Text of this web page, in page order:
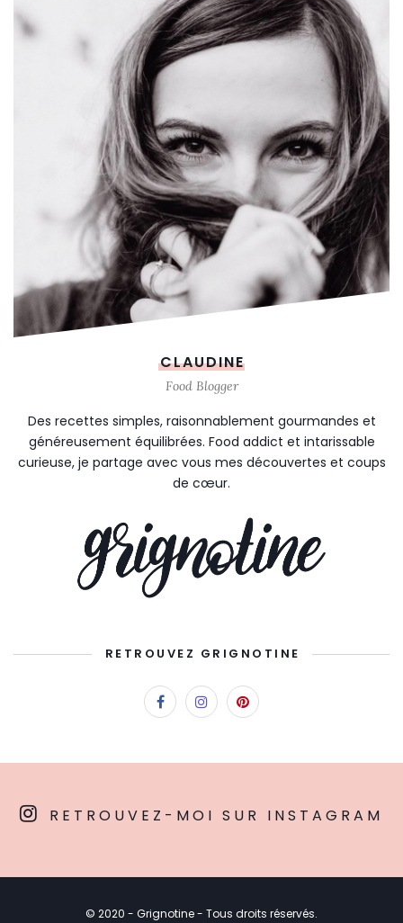
CLAUDINE
Food Blogger
Des recettes simples, raisonnablement gourmandes et
généreusement équilibrées. Food addict et intarissable
curieuse, je partage avec vous mes découvertes et coups
de cœur.
RETROUVEZ GRIGNOTINE
RETROUVEZ-MOI SUR INSTAGRAM
© 2020 - Grignotine - Tous droits réservés.